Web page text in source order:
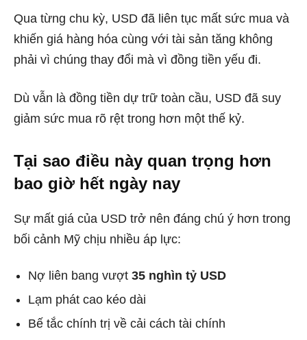
Qua từng chu kỳ, USD đã liên tục mất sức mua và
khiến giá hàng hóa cùng với tài sản tăng không
phải vì chúng thay đổi mà vì đồng tiền yếu đi.
Dù vẫn là đồng tiền dự trữ toàn cầu, USD đã suy
giảm sức mua rõ rệt trong hơn một thế kỷ.
Tại sao điều này quan trọng hơn
bao giờ hết ngày nay
Sự mất giá của USD trở nên đáng chú ý hơn trong
bối cảnh Mỹ chịu nhiều áp lực:
Nợ liên bang vượt 35 nghìn tỷ USD
Lạm phát cao kéo dài
Bế tắc chính trị về cải cách tài chính